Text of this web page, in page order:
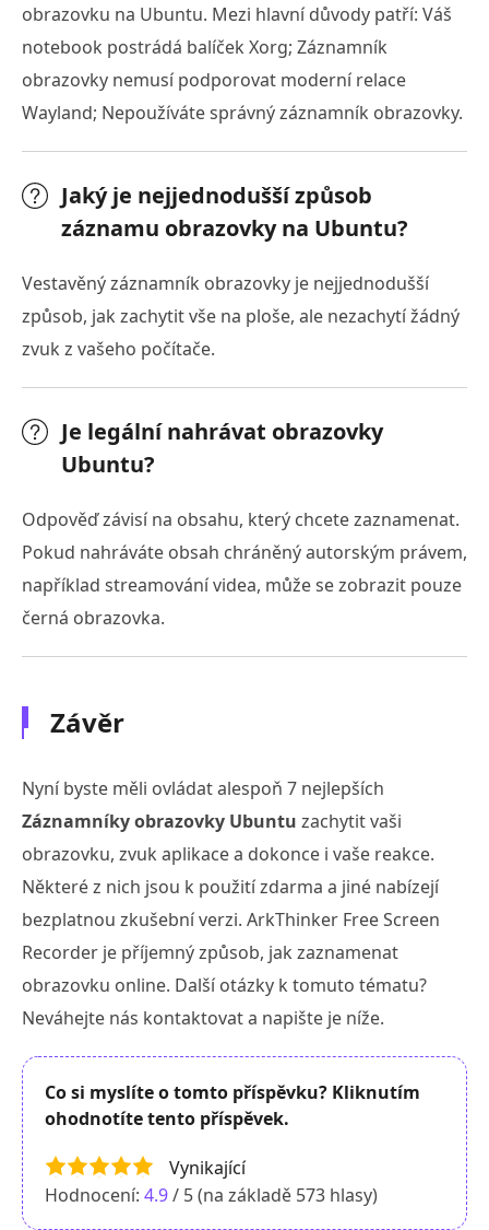
obrazovku na Ubuntu. Mezi hlavní důvody patří: Váš
notebook postrádá balíček Xorg; Záznamník
obrazovky nemusí podporovat moderní relace
Wayland; Nepoužíváte správný záznamník obrazovky.
Jaký je nejjednodušší způsob
záznamu obrazovky na Ubuntu?
Vestavěný záznamník obrazovky je nejjednodušší
způsob, jak zachytit vše na ploše, ale nezachytí žádný
zvuk z vašeho počítače.
Je legální nahrávat obrazovky
Ubuntu?
Odpověď závisí na obsahu, který chcete zaznamenat.
Pokud nahráváte obsah chráněný autorským právem,
například streamování videa, může se zobrazit pouze
černá obrazovka.
Závěr
Nyní byste měli ovládat alespoň 7 nejlepších
Záznamníky obrazovky Ubuntu zachytit vaši
obrazovku, zvuk aplikace a dokonce i vaše reakce.
Některé z nich jsou k použití zdarma a jiné nabízejí
bezplatnou zkušební verzi. ArkThinker Free Screen
Recorder je příjemný způsob, jak zaznamenat
obrazovku online. Další otázky k tomuto tématu?
Neváhejte nás kontaktovat a napište je níže.
Co si myslíte o tomto příspěvku? Kliknutím
ohodnotíte tento příspěvek.
Vynikající
Hodnocení: 4.9/ 5 (na základě 573 hlasy)